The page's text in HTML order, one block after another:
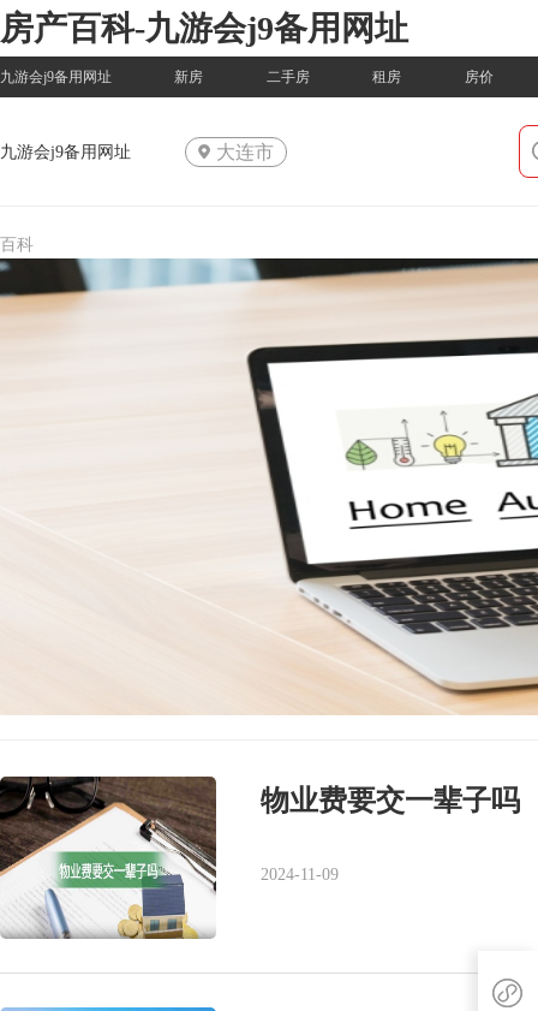
房产百科-九游会j9备用网址
九游会j9备用网址 新房 二手房 租房 房价
九游会j9备用网址 大连市
百科
物业费要交一辈子吗
2024-11-09